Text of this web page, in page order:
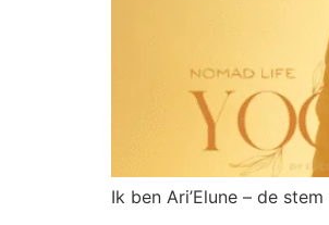
Ik ben Ari’Elune – de